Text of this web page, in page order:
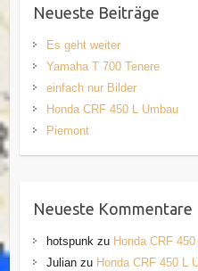
Neueste Beiträge
Es geht weiter
Yamaha T 700 Tenere
einfach nur Bilder
Honda CRF 450 L Umbau
Piemont
Neueste Kommentare
hotspunkzu Honda CRF
Julianzu Honda CRF 450 L